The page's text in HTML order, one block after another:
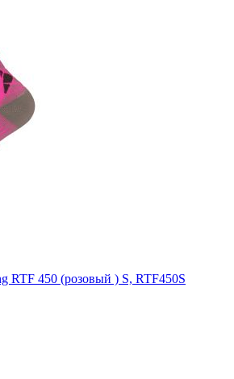
RTF 450 (розовый ) S, RTF450S